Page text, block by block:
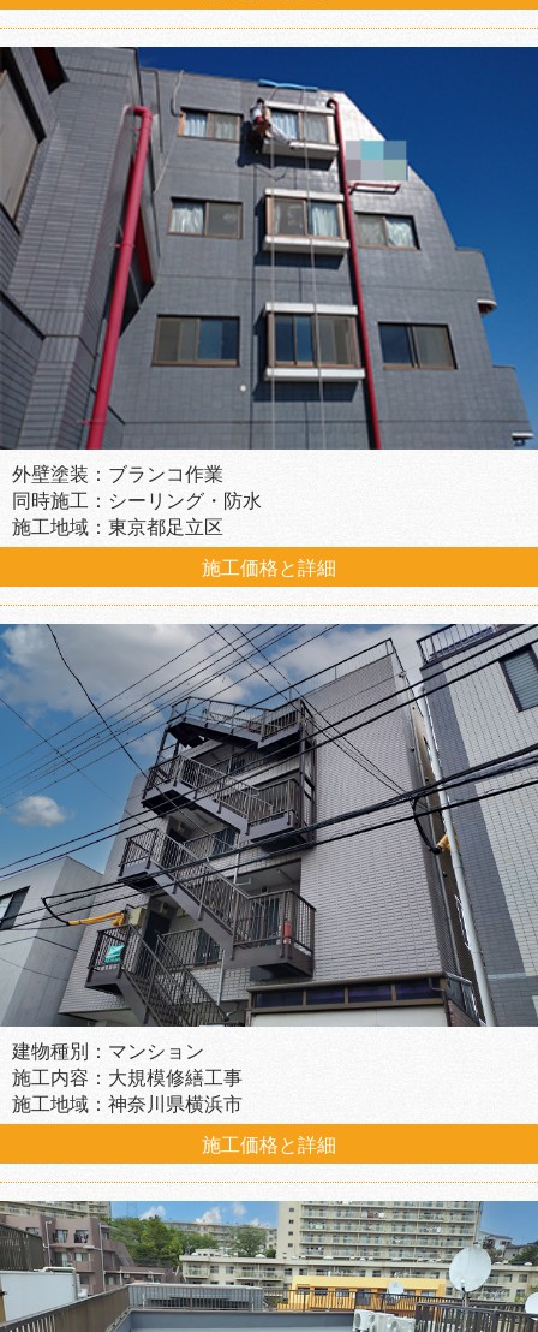
外壁塗装：ブランコ作業
同時施工：シーリング・防水
施工地域：東京都足立区
施工価格と詳細
建物種別：マンション
施工内容：大規模修繕工事
施工地域：神奈川県横浜市
施工価格と詳細